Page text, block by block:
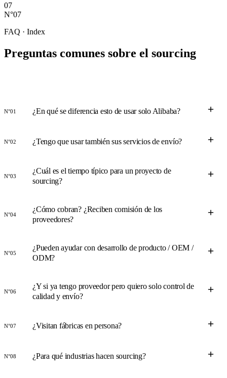
07
N°07
FAQ · Index
Preguntas comunes sobre el sourcing
N°01 ¿En qué se diferencia esto de usar solo Alibaba?
N°02 ¿Tengo que usar también sus servicios de envío?
N°03
¿Cuál es el tiempo típico para un proyecto de
sourcing?
N°04
¿Cómo cobran? ¿Reciben comisión de los
proveedores?
N°05
¿Pueden ayudar con desarrollo de producto / OEM /
ODM?
N°06
¿Y si ya tengo proveedor pero quiero solo control de
calidad y envío?
N°07 ¿Visitan fábricas en persona?
N°08 ¿Para qué industrias hacen sourcing?